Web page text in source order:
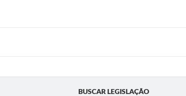
BUSCAR LEGISLAÇÃO